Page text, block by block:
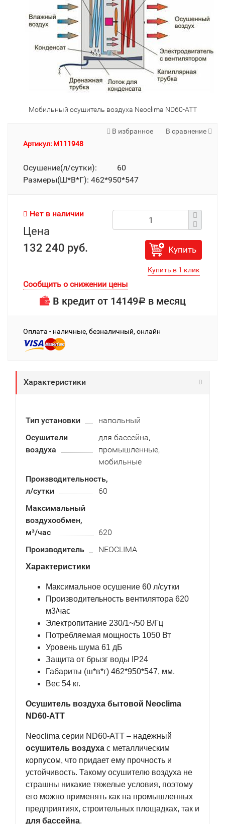
Мобильный осушитель воздуха Neoclima ND60-ATT
В избранное
В сравнение
Артикул: M111948
Осушение(л/сутки): 60
Размеры(Ш*В*Г): 462*950*547
Нет в наличии
Цена
132 240 руб.
Купить
Сообщить о снижении цены
В кредит от 14149Р в месяц
Оплата - наличные, безналичный, онлайн
Характеристики
Тип установки
напольный
Осушители
воздуха
для бассейна,
промышленные,
мобильные
Производительность,
л/сутки
60
Максимальный
воздухообмен,
м³/час
620
Производитель
NEOCLIMA
Характеристики
Максимальное осушение 60 л/сутки
Производительность вентилятора 620
м3/час
Электропитание 230/1~/50 В/Гц
Потребляемая мощность 1050 Вт
Уровень шума 61 дБ
Защита от брызг воды IP24
Габариты (ш*в*г) 462*950*547, мм.
Вес 54 кг.
Осушитель воздуха бытовой Neoclima
ND60-ATT
Neoclima серии ND60-ATT – надежный
осушитель воздуха с металлическим
корпусом, что придает ему прочность и
устойчивость. Такому осушителю воздуха не
страшны никакие тяжелые условия, поэтому
его можно применять как на промышленных
предприятиях, строительных площадках, так и
для бассейна.